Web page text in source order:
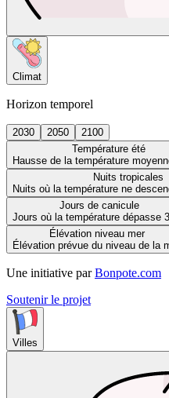
Climat
Horizon temporel
2030 2050
2100
Température été
Hausse de la température
Nuits tropicales
Nuits où la température ne
Jours de canicule
Jours où la température dépasse
Élévation niveau mer
Élévation prévue du niveau de la
Une initiative par Bonpote.com
Soutenir le projet
Villes